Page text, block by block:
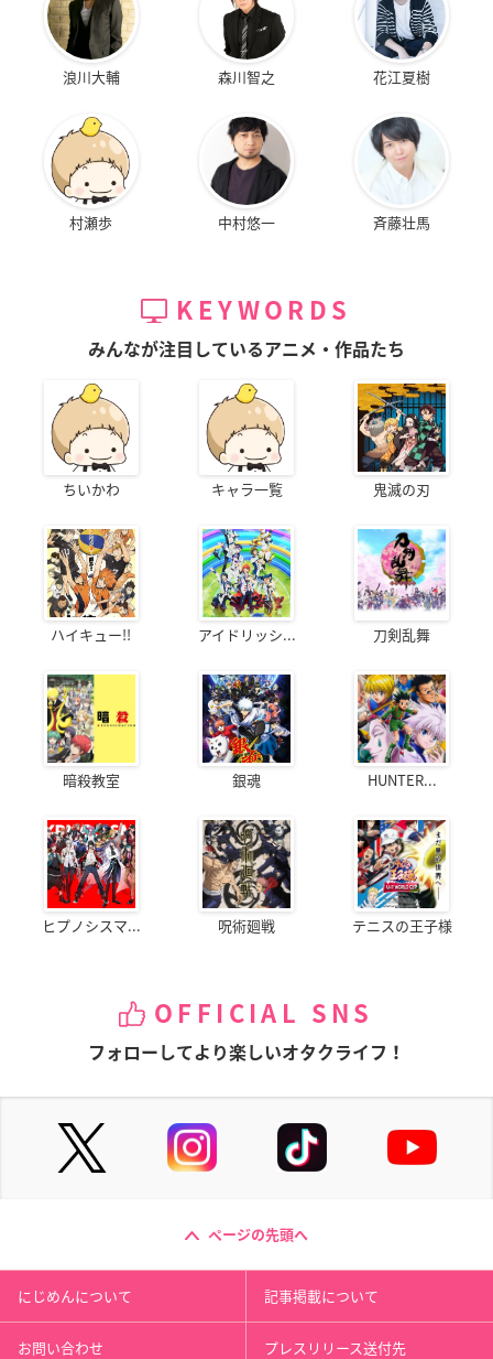
浪川大輔 森川智之 花江夏樹
村瀬歩 中村悠一 斉藤壮馬
KEYWORDS
みんなが注目しているアニメ・作品たち
ちいかわ キャラ一覧 鬼滅の刃
ハイキュー!! アイドリッシ... 刀剣乱舞
暗殺教室 銀魂 HUNTER...
ヒプノシスマ... 呪術廻戦 テニスの王子様
OFFICIAL SNS
フォローしてより楽しいオタクライフ！
ページの先頭へ
にじめんについて 記事掲載について
お問い合わせ プレスリリース送付先